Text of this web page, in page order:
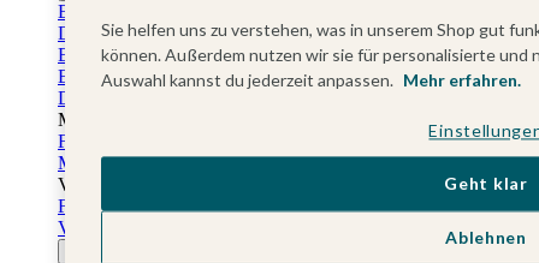
Einladungskarten Jugendweihe
Dankeskarten Jugendweihe
Einschulungskarten
Einladungskarten Einschulung
Danksagung Einschulung
Muttertag
Fotogeschenke Muttertag
Muttertagskarten
Vatertag
Fotogeschenke Vatertag
Vatertagskarten
Sie helfen uns zu verstehen, was in unserem Shop gut
können. Außerdem nutzen wir sie für personalisierte
Auswahl kannst du jederzeit anpassen. Mehr erfahren.
Ablehnen
Geht klar